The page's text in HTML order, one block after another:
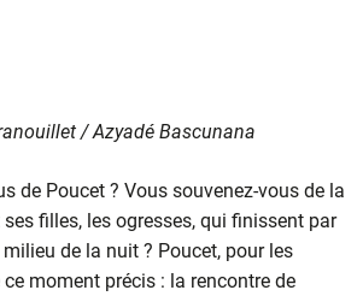
/ Azyadé Bascunana
de Poucet ? Vous souvenez-vous de la
ses filles, les ogresses, qui finissent par
de la nuit ? Poucet, pour les
ce moment précis : la rencontre de